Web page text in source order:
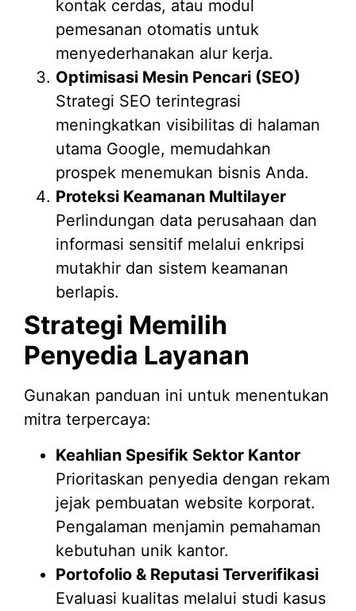
kontak cerdas, atau modul
pemesanan otomatis untuk
menyederhanakan alur kerja.
Optimisasi Mesin Pencari (SEO)
Strategi SEO terintegrasi
meningkatkan visibilitas di halaman
utama Google, memudahkan
prospek menemukan bisnis Anda.
Proteksi Keamanan Multilayer
Perlindungan data perusahaan dan
informasi sensitif melalui enkripsi
mutakhir dan sistem keamanan
berlapis.
Strategi Memilih
Penyedia Layanan
Gunakan panduan ini untuk menentukan
mitra terpercaya:
Keahlian Spesifik Sektor Kantor
Prioritaskan penyedia dengan rekam
jejak pembuatan website korporat.
Pengalaman menjamin pemahaman
kebutuhan unik kantor.
Portofolio & Reputasi Terverifikasi
Evaluasi kualitas melalui studi kasus